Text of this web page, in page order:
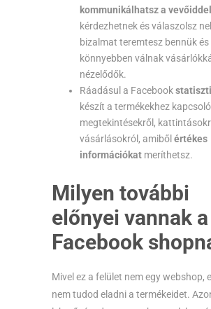
kommunikálhatsz a vevőiddel
kérdezhetnek és válaszolsz
bizalmat teremtesz bennük és
könnyebben válnak
nézelődők.
Ráadásul a Facebook
készít a termékekhez
megtekintésekről,
vásárlásokról, amiből értékes
információkat meríthetsz.
Milyen további
előnyei vannak a
Facebook
Mivel ez a felület nem egy webshop,
nem tudod eladni a termékeidet.